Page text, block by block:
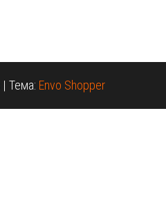
| Тема: Envo Shopper